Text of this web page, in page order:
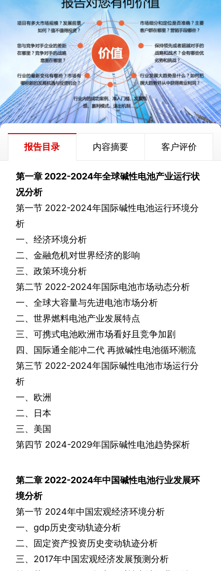
报告目录 内容摘要 客户评价
第一章 2022-2024年全球碱性电池产业运行状
况分析
第一节 2022-2024年国际碱性电池运行环境分
析
一、经济环境分析
二、金融危机对世界经济的影响
三、政策环境分析
第二节 2022-2024年国际电池市场动态分析
一、全球大容量与先进电池市场分析
二、世界燃料电池产业发展特点
三、可携式电池欧洲市场看好且竞争加剧
四、国际通全能冲二代 再掀碱性电池循环潮流
第三节 2022-2024年国际碱性电池市场运行分
析
一、欧洲
二、日本
三、美国
第四节 2024-2029年国际碱性电池趋势探析
第二章 2022-2024年中国碱性电池行业发展环
境分析
第一节 2024年中国宏观经济环境分析
一、 gdp历史变动轨迹分析
二、固定资产投资历史变动轨迹分析
三、 2017年中国宏观经济发展预测分析